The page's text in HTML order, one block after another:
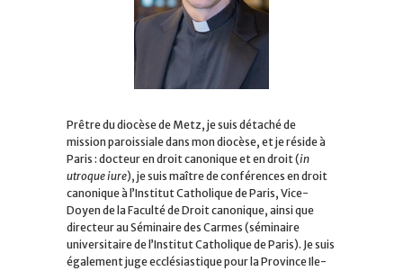
Prêtre du diocèse de Metz, je suis détaché de
mission paroissiale dans mon diocèse, et je réside à
Paris : docteur en droit canonique et en droit (in
utroque iure), je suis maître de conférences en droit
canonique à l’Institut Catholique de Paris, Vice-
Doyen de la Faculté de Droit canonique, ainsi que
directeur au Séminaire des Carmes (séminaire
universitaire de l’Institut Catholique de Paris). Je suis
également juge ecclésiastique pour la Province Ile-